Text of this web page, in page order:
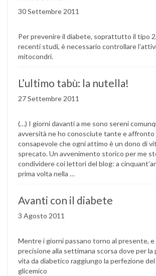
30 Settembre 2011
Per prevenire il diabete, soprattutto il tipo
recenti studi, è necessario controllare
mitocondri.
L’ultimo tabù: la nutella!
27 Settembre 2011
(…) I giorni davanti a me sono sereni
avversità ne ho conosciute tante e affronto
consapevole che ogni attimo è un dono di
sprecato. Un avvenimento storico per me
condividere coi lettori del blog: a
prima volta nella …
Avanti con il diabete
3 Agosto 2011
Mentre i giorni passano torno al presente, e
precisione alla settimana scorsa dove per la
vita da diabetico raggiungo la perfezione
glicemico